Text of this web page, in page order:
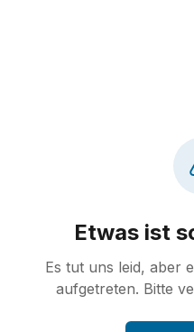
Etwas ist
Es tut uns leid, aber
aufgetreten. Bitte